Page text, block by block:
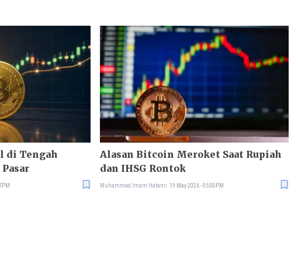
di Tengah
Alasan Bitcoin Meroket Saat Rupiah
dan IHSG Rontok
Muhammad Imam Hatami 19 May 2026 - 05:00PM